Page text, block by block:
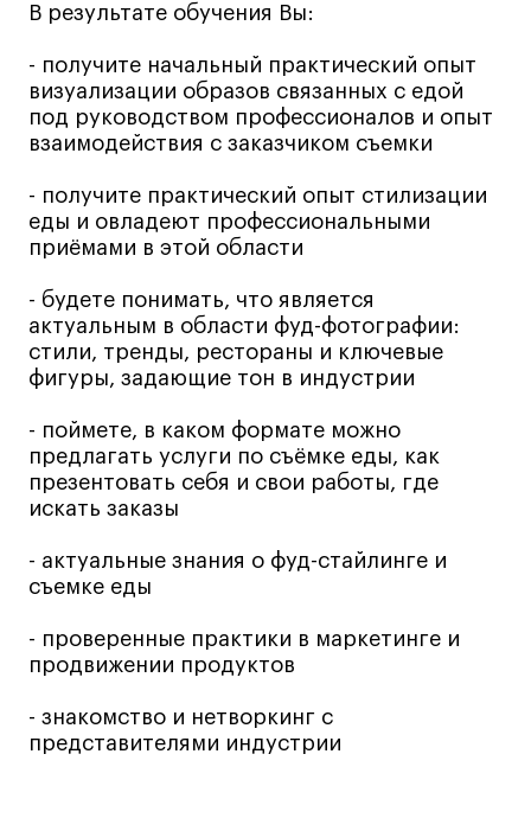
Долгосрочные
О школе
События
Блог
Преподаватели
Лицензии и аккредитации
Для прессы
Ресурсы
Партнеры
Связи с индустрией
Вакансии
Условия поступления
Иностранным студентам
В результате обучения Вы:
- получите начальный практический опыт
визуализации образов связанных с едой
под руководством профессионалов и опыт
взаимодействия с заказчиком съемки
- получите практический опыт стилизации
еды и овладеют профессиональными
приёмами в этой области
- будете понимать, что является
актуальным в области фуд-фотографии:
стили, тренды, рестораны и ключевые
фигуры, задающие тон в индустрии
- поймете, в каком формате можно
предлагать услуги по съёмке еды, как
презентовать себя и свои работы, где
искать заказы
- актуальные знания о фуд-стайлинге и
съемке еды
- проверенные практики в маркетинге и
продвижении продуктов
- знакомство и нетворкинг с
представителями индустрии